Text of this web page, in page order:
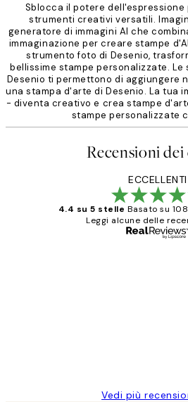
Sblocca il potere
strumenti creativi versatili.
generatore di immagini AI che
immaginazione per creare stampe
strumento foto di Desenio,
bellissime stampe personalizzate.
Desenio ti permettono di aggiungere
una stampa d'arte di Desenio. La tua
- diventa creativo e crea stampe
stampe personalizzate
Recensioni
ECCELLENTI
4.4 su 5 stelle Basato su
Leggi alcune delle
Vedi più